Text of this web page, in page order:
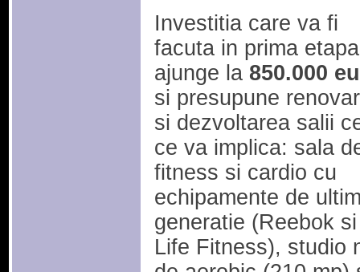
Investitia care va fi
facuta in prima etapa
ajunge la 850.000
si presupune
si dezvoltarea salii
ce va implica: sala
fitness si cardio cu
echipamente de
generatie (Reebok si
Life Fitness), studio